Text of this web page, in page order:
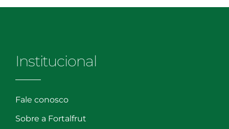
Institucional
Fale conosco
Sobre a Fortalfrut